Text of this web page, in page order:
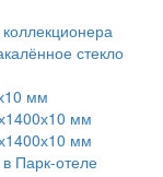
стекло
мм
мм
мм
Парк-отеле